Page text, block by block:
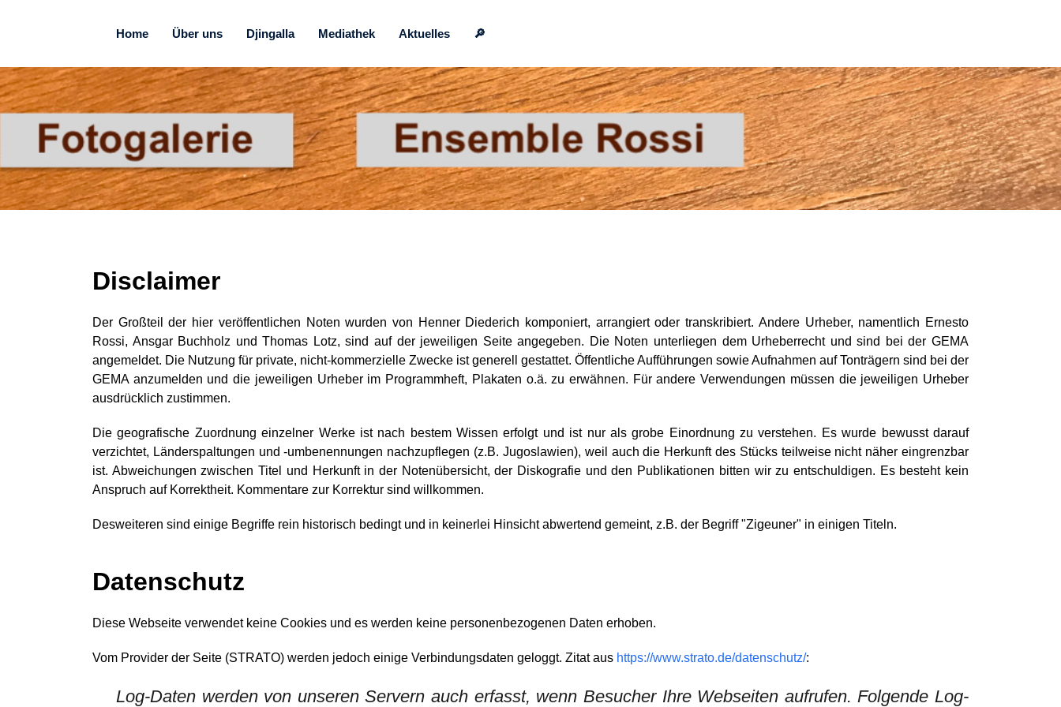
Home Über uns Djingalla Mediathek Aktuelles 🔎
Disclaimer
Der Großteil der hier veröffentlichen Noten wurden von Henner Diederich komponiert, arrangiert oder transkribiert. Andere Urheber, namentlich Ernesto
Rossi, Ansgar Buchholz und Thomas Lotz, sind auf der jeweiligen Seite angegeben. Die Noten unterliegen dem Urheberrecht und sind bei der GEMA
angemeldet. Die Nutzung für private, nicht-kommerzielle Zwecke ist generell gestattet. Öffentliche Aufführungen sowie Aufnahmen auf Tonträgern sind bei der
GEMA anzumelden und die jeweiligen Urheber im Programmheft, Plakaten o.ä. zu erwähnen. Für andere Verwendungen müssen die jeweiligen Urheber
ausdrücklich zustimmen.
Die geografische Zuordnung einzelner Werke ist nach bestem Wissen erfolgt und ist nur als grobe Einordnung zu verstehen. Es wurde bewusst darauf
verzichtet, Länderspaltungen und -umbenennungen nachzupflegen (z.B. Jugoslawien), weil auch die Herkunft des Stücks teilweise nicht näher eingrenzbar
ist. Abweichungen zwischen Titel und Herkunft in der Notenübersicht, der Diskografie und den Publikationen bitten wir zu entschuldigen. Es besteht kein
Anspruch auf Korrektheit. Kommentare zur Korrektur sind willkommen.
Desweiteren sind einige Begriffe rein historisch bedingt und in keinerlei Hinsicht abwertend gemeint, z.B. der Begriff "Zigeuner" in einigen Titeln.
Datenschutz
Diese Webseite verwendet keine Cookies und es werden keine personenbezogenen Daten erhoben.
Vom Provider der Seite (STRATO) werden jedoch einige Verbindungsdaten geloggt. Zitat aus https://www.strato.de/datenschutz/:
Log-Daten werden von unseren Servern auch erfasst, wenn Besucher Ihre Webseiten aufrufen. Folgende Log-